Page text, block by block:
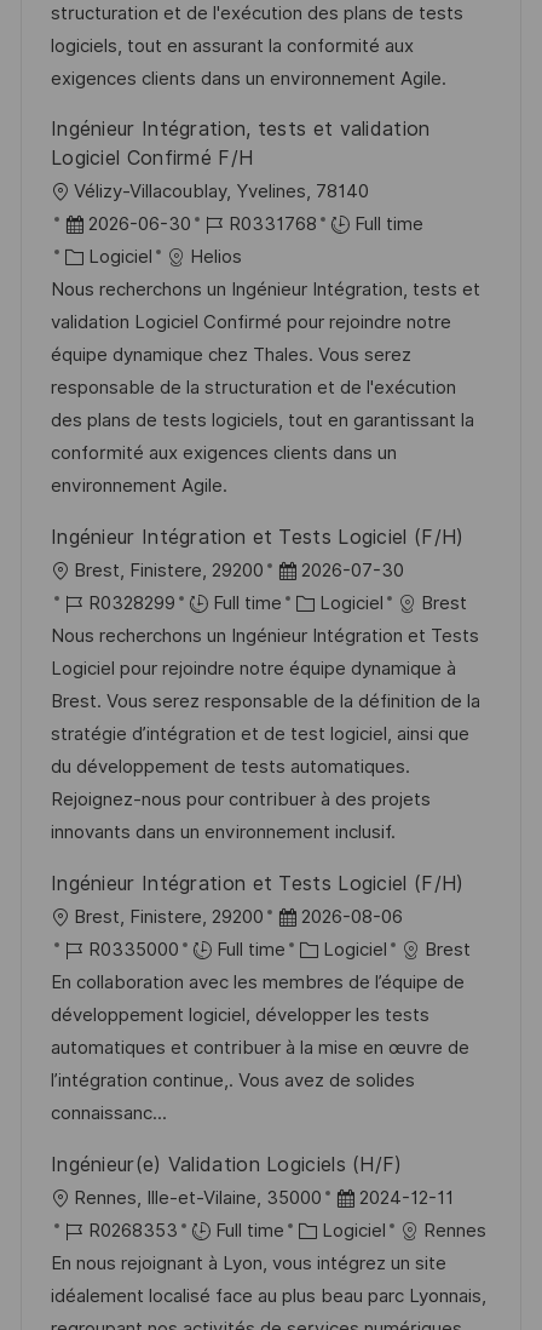
s
a
t
o
’
a
f
i
a
e
n
c
d
o
g
o
r
e
structuration et de l'exécution des plans de tests
logiciels, tout en assurant la conformité aux
exigences clients dans un environnement Agile.
Ingénieur Intégration, tests et validation
Logiciel Confirmé F/H
o
c
a
l
i
s
a
t
i
n
Vélizy-Villacoublay, Yvelines, 78140
D
a
t
e
d
’
a
f
f
c
h
a
g
e
2026-06-30
R
é
f
é
r
e
n
c
e
u
p
o
s
t
e
R0331768
Full time
C
a
t
é
g
o
r
i
Logiciel
Helios
Nous recherchons un Ingénieur Intégration, tests et
validation Logiciel Confirmé pour rejoindre notre
équipe dynamique chez Thales. Vous serez
responsable de la structuration et de l'exécution
des plans de tests logiciels, tout en garantissant la
conformité aux exigences clients dans un
environnement Agile.
Ingénieur Intégration et Tests Logiciel (F/H)
o
c
a
l
i
s
a
t
o
n
Brest, Finistere, 29200
D
a
t
e
d
’
a
f
f
c
h
a
g
e
2026-07-30
R
é
f
é
r
e
n
c
d
u
p
o
s
t
e
R0328299 Full time
C
a
t
é
g
o
r
i
Logiciel
Brest
Nous recherchons un Ingénieur Intégration et Tests
Logiciel pour rejoindre notre équipe dynamique à
Brest. Vous serez responsable de la définition de la
stratégie d’intégration et de test logiciel, ainsi que
du développement de tests automatiques.
Rejoignez-nous pour contribuer à des projets
innovants dans un environnement inclusif.
Ingénieur Intégration et Tests Logiciel (F/H)
o
c
a
l
i
s
t
n
Brest, Finistere, 29200
D
a
t
e
d
’
f
i
c
h
a
2026-08-06
R
é
f
é
r
e
c
e
d
u
p
R0335000 Full time
C
a
t
é
g
i
e
Logiciel
Brest
En collaboration avec les membres de l’équipe de
développement logiciel, développer les tests
automatiques et contribuer à la mise en œuvre de
l’intégration continue,. Vous avez de solides
connaissanc...
Ingénieur(e) Validation Logiciels (H/F)
o
c
a
Rennes, Ille-et-Vilaine, 35000
D
a
t
e
2024-12-11
R
é
f
R0268353 Full time
C
a
t
Logiciel
Rennes
En nous rejoignant à Lyon, vous intégrez un site
idéalement localisé face au plus beau parc Lyonnais,